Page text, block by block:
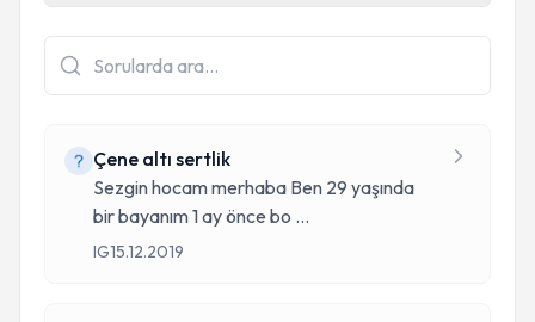
Çene altı sertlik
Sezgin hocam merhaba Ben 29 yaşında
bir bayanım 1 ay önce bo ...
IG15.12.2019